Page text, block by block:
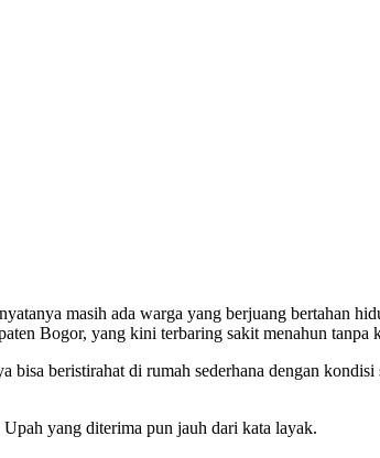
masih ada warga yang berjuang bertahan
Bogor, yang kini terbaring sakit menahun tanpa
beristirahat di rumah sederhana dengan
yang diterima pun jauh dari kata layak.